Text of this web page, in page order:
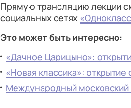
Прямую трансляцию лекции
социальных сетях
Это может быть интересно:
«Дачное Царицыно»:
«Новая классика»: открытие
Международный